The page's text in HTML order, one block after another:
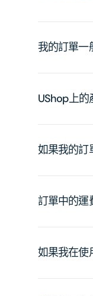
我的訂單一
UShop上的
如果我的訂
訂單中的運
如果我在使